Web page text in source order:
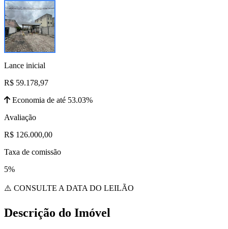
Lance inicial
R$ 59.178,97
Economia de até 53.03%
Avaliação
R$ 126.000,00
Taxa de comissão
5%
⚠️ CONSULTE A DATA DO LEILÃO
Descrição do Imóvel